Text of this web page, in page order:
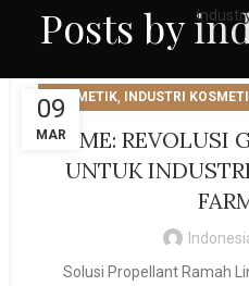
Posts by
09
MAR
KOSMETIK, INDUSTRI
DME: REVOLUSI
UNTUK
Solusi Propellant Ramah